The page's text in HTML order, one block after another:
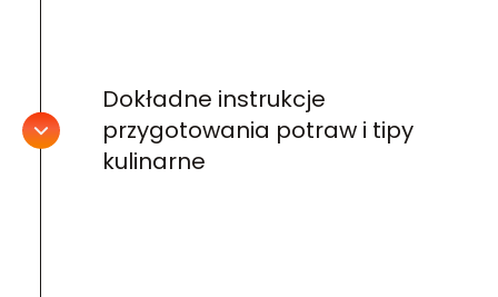
Dokładne instrukcje
przygotowania potraw i tipy
kulinarne